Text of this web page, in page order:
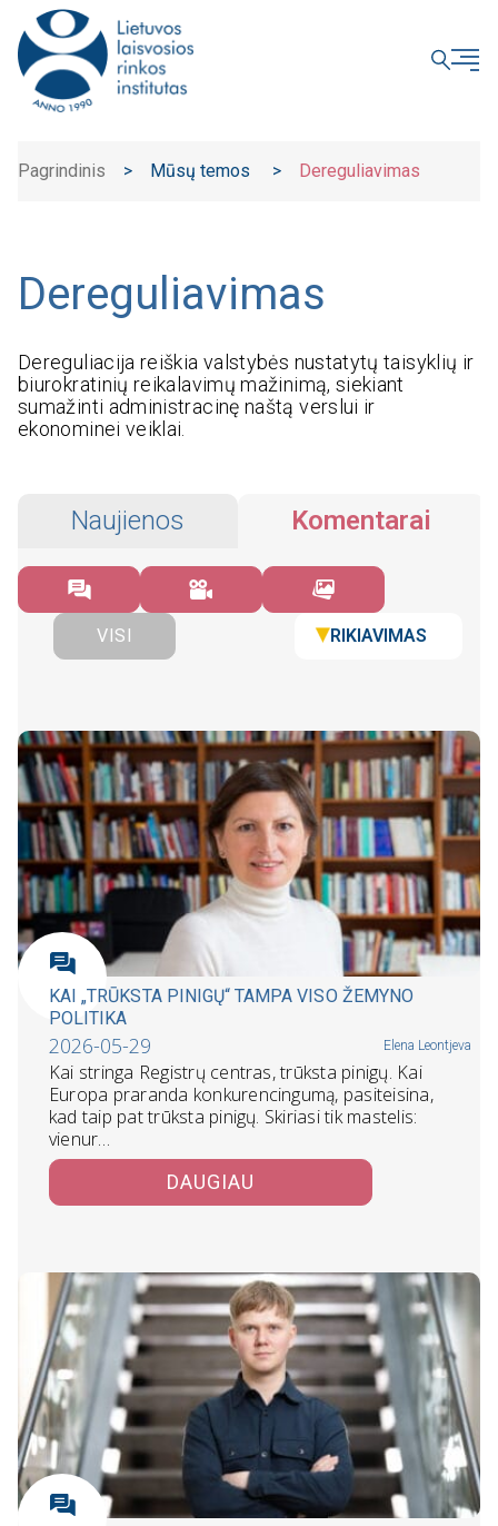
Pagrindinis > Mūsų temos > Dereguliavimas
Dereguliavimas
Dereguliacija reiškia valstybės nustatytų taisyklių ir
biurokratinių reikalavimų mažinimą, siekiant
sumažinti administracinę naštą verslui ir
ekonominei veiklai.
Naujienos Komentarai
VISI RIKIAVIMAS
KAI „TRŪKSTA PINIGŲ“ TAMPA VISO ŽEMYNO
POLITIKA
2026-05-29 Elena Leontjeva
Kai stringa Registrų centras, trūksta pinigų. Kai
Europa praranda konkurencingumą, pasiteisina,
kad taip pat trūksta pinigų. Skiriasi tik mastelis:
vienur…
DAUGIAU
UŽDARYTI